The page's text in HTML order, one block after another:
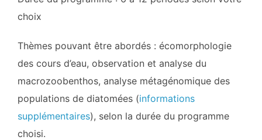
choix
Thèmes pouvant être abordés : écomorphologie
des cours d’eau, observation et analyse du
macrozoobenthos, analyse métagénomique des
populations de diatomées (informations
supplémentaires), selon la durée du programme
choisi.